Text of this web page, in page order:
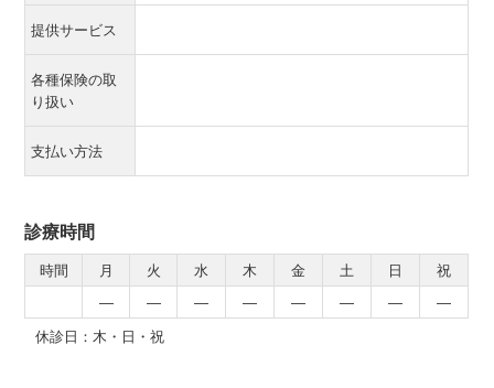
提供サービス
各種保険の取
り扱い
支払い方法
診療時間
時間 月 火 水 木 金 土 日
祝
―
― ― ― ― ― ―
―
休診日：木・日・祝